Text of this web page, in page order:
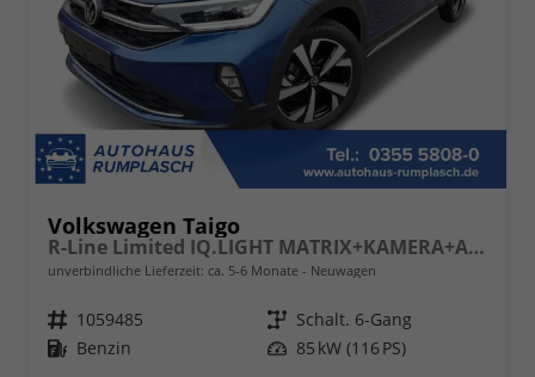
Volkswagen Taigo
R-Line Limited IQ.LIGHT MATRIX+KAMERA+ACC
unverbindliche Lieferzeit: ca. 5-6 Monate Neuwagen
Fahrzeugnr. 1059485 Getriebe Schalt. 6-Gang
Kraftstoff Benzin Leistung 85 kW (116 PS)